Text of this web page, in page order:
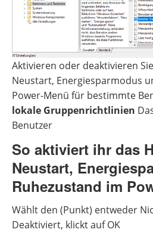
Aktivieren oder deaktivieren
Neustart, Energiesparmodus
Power-Menü für bestimmte
lokale Gruppenrichtlinien
Benutzer
So aktiviert ihr das
Neustart,
Ruhezustand im
Wählt den (Punkt) entweder
Deaktiviert, klickt auf OK